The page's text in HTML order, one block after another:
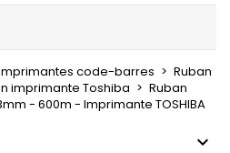
code-barres
Ruban
imprimante Toshiba
Ruban
- 600m - Imprimante TOSHIBA